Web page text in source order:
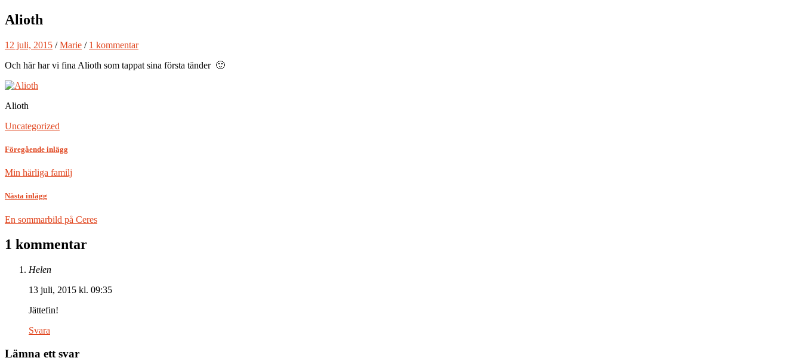
Alioth
12 juli, 2015 /Marie / 1 kommentar
Och här har vi fina Alioth som tappat sina första tänder 🙂
Alioth
Uncategorized
Föregående inlägg
Min härliga familj
Nästa inlägg
En sommarbild på Ceres
1 kommentar
Helen
13 juli, 2015 kl. 09:35
Jättefin!
Svara
Lämna ett svar